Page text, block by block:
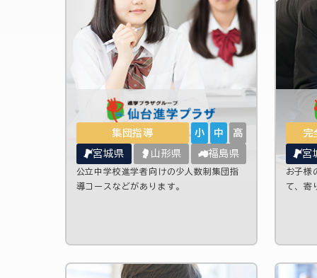
集団指導 小 中 高
宮城県 山形県 福島県
公立中学校進学者向けの少人数制集団指
導コースなどがあります。
完
宮
お子様
て、寄